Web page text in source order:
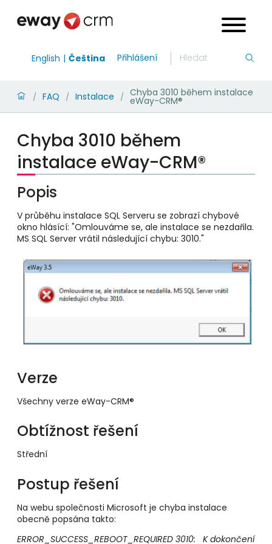
English Čeština Přihlášení
/ FAQ / Instalace / Chyba 3010 během instalace
eWay-CRM®
Chyba 3010 během
instalace eWay-CRM®
Popis
V průběhu instalace SQL Serveru se zobrazí chybové
okno hlásící: "Omlouváme se, ale instalace se nezdařila.
MS SQL Server vrátil následující chybu: 3010."
Verze
Všechny verze eWay-CRM®
Obtížnost řešení
Střední
Postup řešení
Na webu společnosti Microsoft je chyba instalace
obecně popsána takto:
ERROR_SUCCESS_REBOOT_REQUIRED 3010: K dokončení